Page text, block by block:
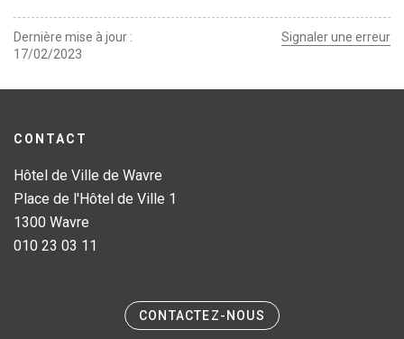
−
Dernière mise à jour
17/02/2023
Signaler une erreur
CONTACT
Hôtel de Ville de Wavre
Place de l'Hôtel de Ville 1
1300 Wavre
010 23 03 11
CONTACTEZ-NOUS